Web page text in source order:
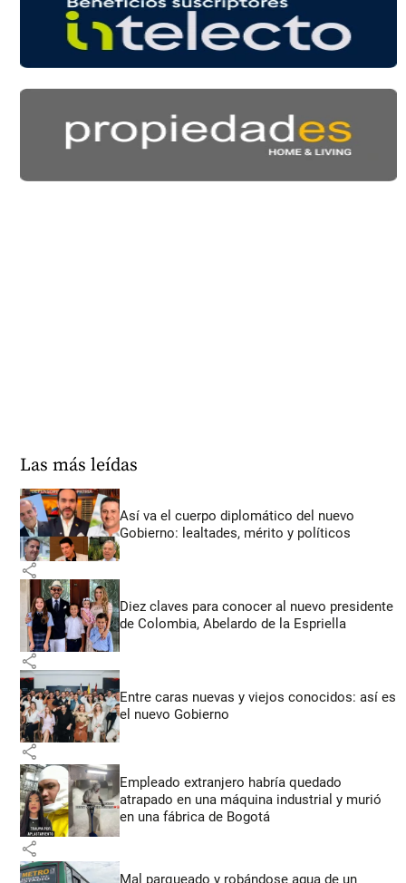
Las más leídas
Así va el cuerpo diplomático del nuevo
Gobierno: lealtades, mérito y políticos
share
Diez claves para conocer al nuevo presidente
de Colombia, Abelardo de la Espriella
share
Entre caras nuevas y viejos conocidos: así es
el nuevo Gobierno
share
Empleado extranjero habría quedado
atrapado en una máquina industrial y murió
en una fábrica de Bogotá
share
Mal parqueado y robándose agua de un